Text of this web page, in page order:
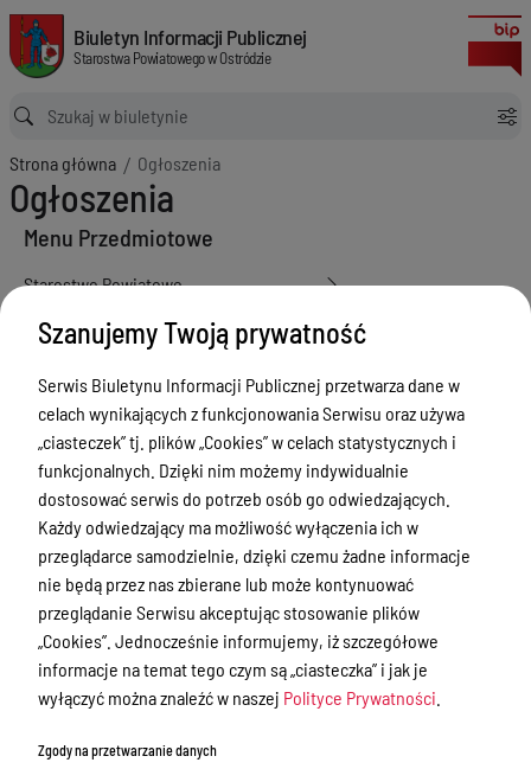
Ogłoszenia
Biuletyn Informacji Publicznej Starostwa Powiatowego w Ostródzie
Biuletyn Informacji Publicznej
Starostwa Powiatowego w Ostródzie
Ścieżka powrotu
Strona główna Ogłoszenia
Ogłoszenia
Menu Przedmiotowe
Starostwo Powiatowe
Poradnik Interesanta
Zamówienia Publiczne
Tablica ogłoszeń
Dyżury Aptek w Powiecie Ostródzkim
Nieodpłatna Pomoc Prawna
Akty Prawne
Rejestry, ewidencje i archiwa
Budżet
Organizacja działania samorządu
Szanujemy Twoją prywatność
Serwis Biuletynu Informacji Publicznej przetwarza dane w
celach wynikających z funkcjonowania Serwisu oraz używa
„ciasteczek” tj. plików „Cookies” w celach statystycznych i
funkcjonalnych. Dzięki nim możemy indywidualnie
dostosować serwis do potrzeb osób go odwiedzających.
Każdy odwiedzający ma możliwość wyłączenia ich w
przeglądarce samodzielnie, dzięki czemu żadne informacje
nie będą przez nas zbierane lub może kontynuować
przeglądanie Serwisu akceptując stosowanie plików
„Cookies”. Jednocześnie informujemy, iż szczegółowe
informacje na temat tego czym są „ciasteczka” i jak je
wyłączyć można znaleźć w naszej Polityce Prywatności
Zgody na przetwarzanie danych